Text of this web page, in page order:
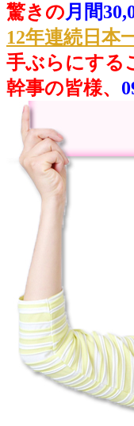
驚きの月間
12年連続日本
手ぶらにする
幹事の皆様、